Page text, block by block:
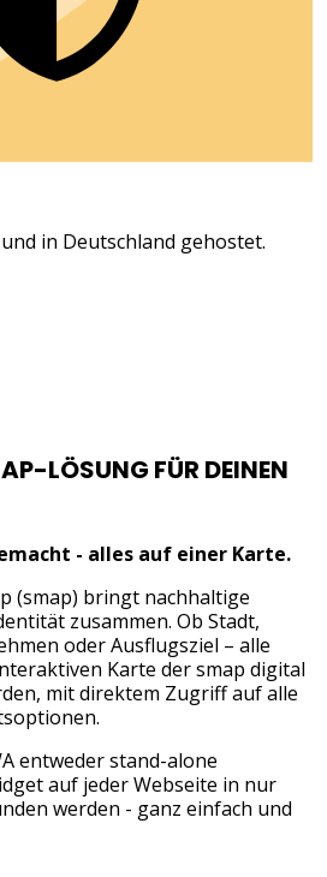
in Deutschland gehostet.
LÖSUNG FÜR DEINEN
- alles auf einer Karte.
(smap) bringt nachhaltige
zusammen. Ob Stadt,
oder Ausflugsziel – alle
Karte der smap digital
mit direktem Zugriff auf alle
entweder stand-alone
auf jeder Webseite in nur
werden - ganz einfach und